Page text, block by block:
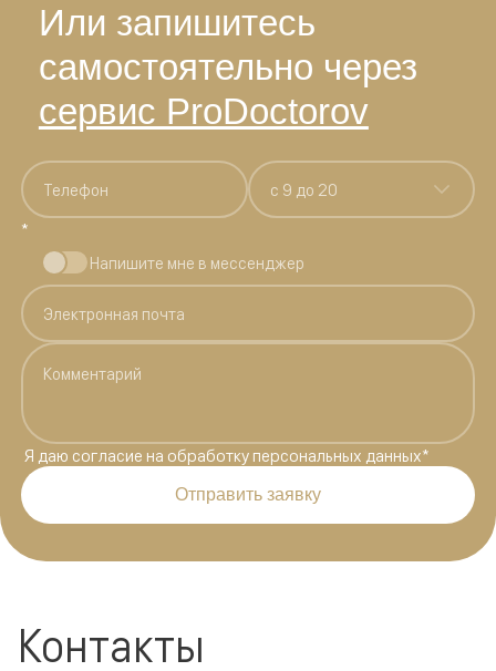
Или запишитесь
самостоятельно через
сервис ProDoctorov
*
c 9 до 20
Напишите мне в мессенджер
Я даю согласие на обработку персональных данных*
Отправить заявку
Контакты